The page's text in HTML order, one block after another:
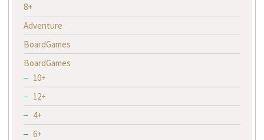
8+
Adventure
BoardGames
BoardGames
10+
12+
4+
6+